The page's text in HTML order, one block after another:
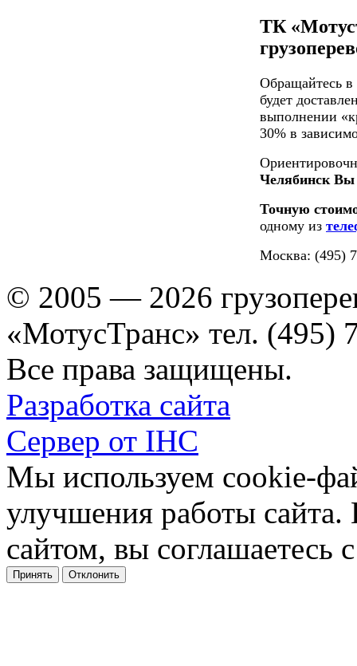
ТК
Обращайтесь в
будет
выполнении
30% в
Челябинск Вы
Точную
одному из
Москва: (495)
© 2005 — 2026
«МотусТранс» тел. (495)
Все права защищены.
Разработка сайта
Сервер от IHC
Мы используем cookie-
улучшения работы сайта.
сайтом, вы соглашаетесь
Принять Отклонить